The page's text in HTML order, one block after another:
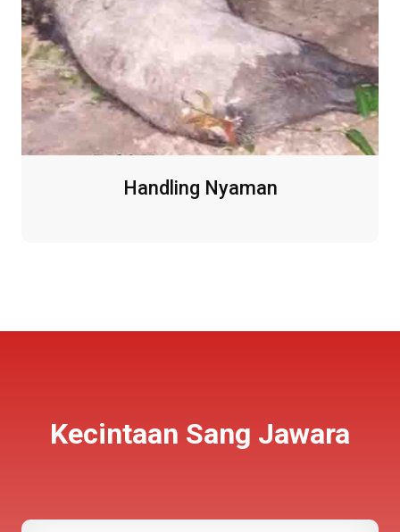
Handling Nyaman
Kecintaan Sang Jawara